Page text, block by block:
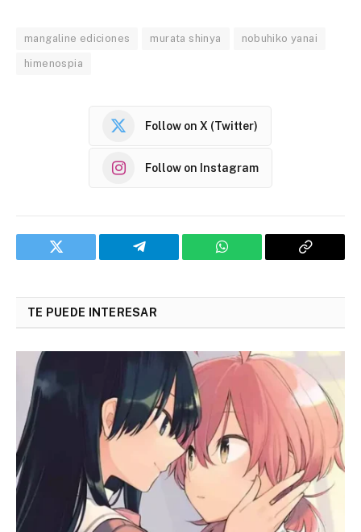
mangaline ediciones murata shinya nobuhiko yanai
himenospia
Follow on X (Twitter)
Follow on Instagram
Twitter Telegram WhatsApp
Copy
TE PUEDE INTERESAR